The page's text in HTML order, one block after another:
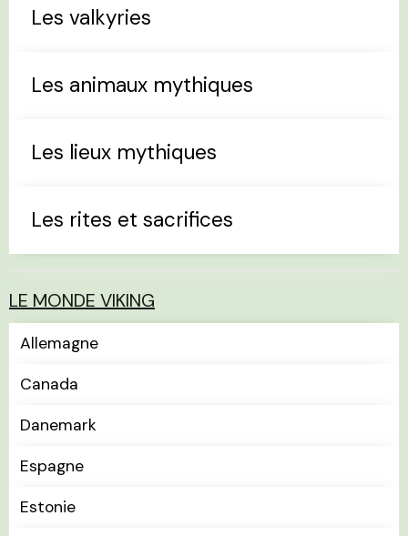
Les valkyries
Les animaux mythiques
Les lieux mythiques
Les rites et sacrifices
LE MONDE VIKING
Allemagne
Canada
Danemark
Espagne
Estonie